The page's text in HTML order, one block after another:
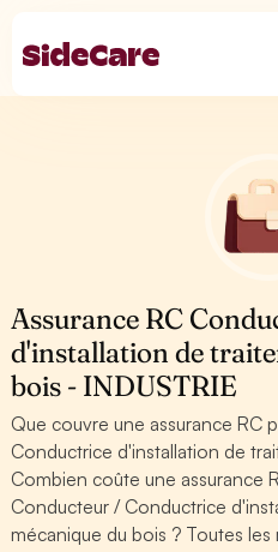
Assurance RC
d'installation de
bois - INDUSTRIE
Que couvre une assurance RC
Conductrice d'installation de
Combien coûte une assurance
Conducteur / Conductrice
mécanique du bois ? Toutes